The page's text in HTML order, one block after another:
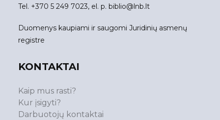
Tel. +370 5 249 7023, el. p. biblio@lnb.lt
Duomenys kaupiami ir saugomi Juridinių asmenų
registre
KONTAKTAI
Kaip mus rasti?
Kur įsigyti?
Darbuotojų kontaktai